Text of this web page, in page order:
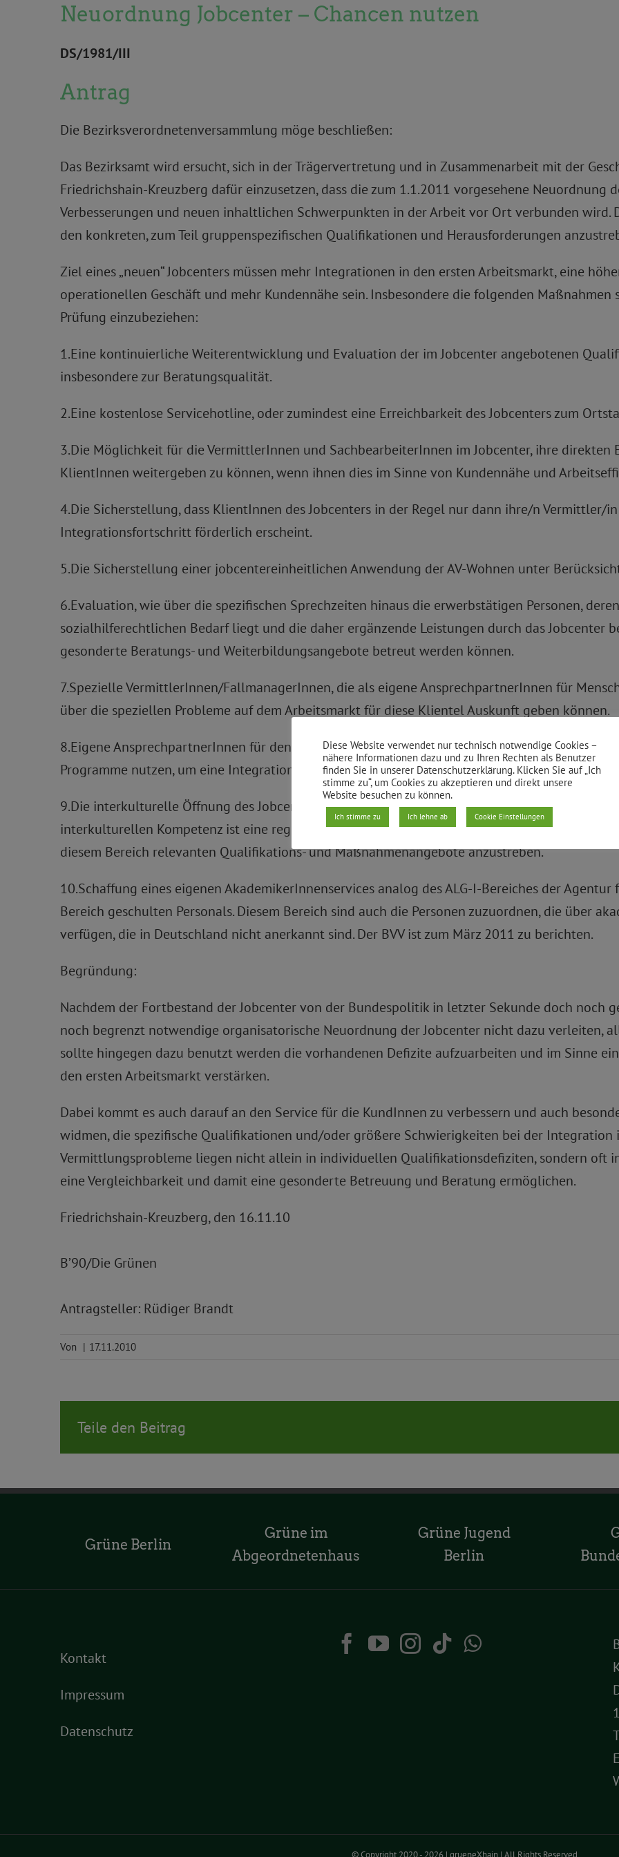
Neuordnung Jobcenter – Chancen nutzen
DS/1981/III
Antrag
Die Bezirksverordnetenversammlung möge beschließen:
Das Bezirksamt wird ersucht, sich in der Trägervertretung und in Zusammenarbeit mit der
Friedrichshain-Kreuzberg dafür einzusetzen, dass die zum 1.1.2011 vorgesehene Neuordnung
Verbesserungen und neuen inhaltlichen Schwerpunkten in der Arbeit vor Ort verbunden wird.
den konkreten, zum Teil gruppenspezifischen Qualifikationen und Herausforderungen
Ziel eines „neuen“ Jobcenters müssen mehr Integrationen in den ersten Arbeitsmarkt, eine
operationellen Geschäft und mehr Kundennähe sein. Insbesondere die folgenden Maßnahmen
Prüfung einzubeziehen:
1.Eine kontinuierliche Weiterentwicklung und Evaluation der im Jobcenter angebotenen
insbesondere zur Beratungsqualität.
2.Eine kostenlose Servicehotline, oder zumindest eine Erreichbarkeit des Jobcenters zum
3.Die Möglichkeit für die VermittlerInnen und SachbearbeiterInnen im Jobcenter, ihre direkten
KlientInnen weitergeben zu können, wenn ihnen dies im Sinne von Kundennähe und
4.Die Sicherstellung, dass KlientInnen des Jobcenters in der Regel nur dann ihre/n Vermittler/
Integrationsfortschritt förderlich erscheint.
5.Die Sicherstellung einer jobcentereinheitlichen Anwendung der AV-Wohnen unter
6.Evaluation, wie über die spezifischen Sprechzeiten hinaus die erwerbstätigen Personen,
sozialhilferechtlichen Bedarf liegt und die daher ergänzende Leistungen durch das Jobcenter
gesonderte Beratungs- und Weiterbildungsangebote betreut werden können.
7.Spezielle VermittlerInnen/FallmanagerInnen, die als eigene AnsprechpartnerInnen für
über die speziellen Probleme auf dem Arbeitsmarkt für diese Klientel Auskunft geben können.
8.Eigene AnsprechpartnerInnen für den Personenkreis der Über-50jährigen, die in
Programme nutzen, um eine Integration in den 1. Arbeitsmarkt anzuzielen und zu ermöglichen.
9.Die interkulturelle Öffnung des Jobcenters Friedrichshain-Kreuzberg soll fortgesetzt und
interkulturellen Kompetenz ist eine regelmäßige Durchführung eines „Tages der Migration“
diesem Bereich relevanten Qualifikations- und Maßnahmenangebote anzustreben.
10.Schaffung eines eigenen AkademikerInnenservices analog des ALG-I-Bereiches der
Bereich geschulten Personals. Diesem Bereich sind auch die Personen zuzuordnen, die über
verfügen, die in Deutschland nicht anerkannt sind. Der BVV ist zum März 2011 zu berichten.
Begründung:
Nachdem der Fortbestand der Jobcenter von der Bundespolitik in letzter Sekunde doch noch
noch begrenzt notwendige organisatorische Neuordnung der Jobcenter nicht dazu verleiten,
sollte hingegen dazu benutzt werden die vorhandenen Defizite aufzuarbeiten und im Sinne
den ersten Arbeitsmarkt verstärken.
Dabei kommt es auch darauf an den Service für die KundInnen zu verbessern und auch
widmen, die spezifische Qualifikationen und/oder größere Schwierigkeiten bei der Integration
Vermittlungsprobleme liegen nicht allein in individuellen Qualifikationsdefiziten, sondern oft
eine Vergleichbarkeit und damit eine gesonderte Betreuung und Beratung ermöglichen.
Friedrichshain-Kreuzberg, den 16.11.10
B’90/Die Grünen
Antragsteller: Rüdiger Brandt
Von | 17.11.2010
Teile den Beitrag
Grüne Berlin
Grüne im
Abgeordnetenhaus
Grüne Jugend
Berlin
Kontakt
Impressum
Datenschutz
© Copyright 2020 - 2026 | grueneXhain | All Rights Reserved
Diese Website verwendet nur technisch notwendige Cookies –
nähere Informationen dazu und zu Ihren Rechten als Benutzer
finden Sie in unserer Datenschutzerklärung. Klicken Sie auf „Ich
stimme zu“, um Cookies zu akzeptieren und direkt unsere
Website besuchen zu können.
Ich stimme zu Ich lehne ab Cookie Einstellungen